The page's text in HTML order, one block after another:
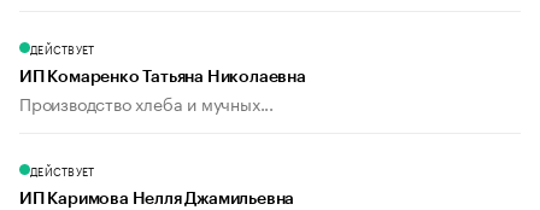
ДЕЙСТВУЕТ
ИП Комаренко Татьяна Николаевна
Производство хлеба и мучных...
ДЕЙСТВУЕТ
ИП Каримова Нелля Джамильевна